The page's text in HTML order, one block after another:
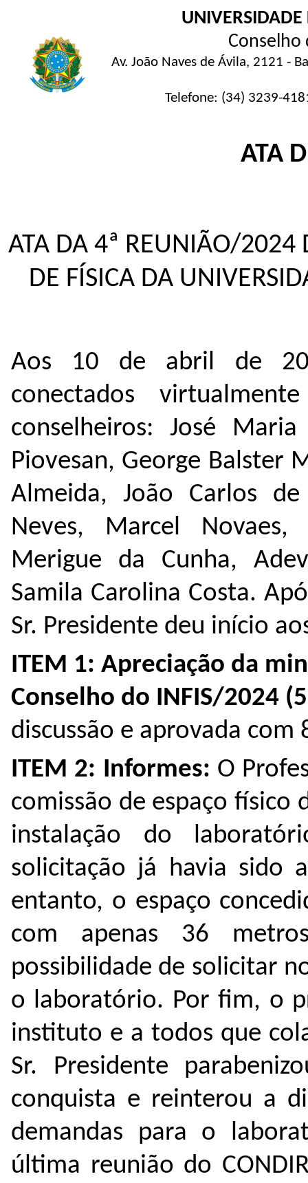
Conselho
Av. João Naves de Ávila, 2121 -
Telefone: (34) 3239-
ATA
ATA DA 4ª REUNIÃO/2024
DE FÍSICA DA
Aos 10 de abril de
conectados
conselheiros: José
Piovesan, George Balster
Almeida, João Carlos
Neves, Marcel
Merigue da Cunha,
Samila Carolina Costa.
Sr. Presidente deu início
ITEM 1: Apreciação da
Conselho do INFIS/2024 (
discussão e aprovada com
ITEM 2: Informes: O
comissão de espaço físico
instalação do
solicitação já havia sido
entanto, o espaço
com apenas 36
possibilidade de solicitar
o laboratório. Por fim, o
instituto e a todos que
Sr. Presidente
conquista e reinterou a
demandas para o
última reunião do